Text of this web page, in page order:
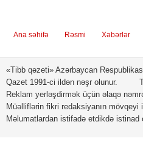
Ana səhifə Rəsmi Xəbərlər
«Tibb qəzeti» Azərbaycan
Qazet 1991-ci ildən nəşr olunur.
Reklam yerləşdirmək üçün əlaqə
Müəlliflərin fikri redaksiyanın mövqeyi
Məlumatlardan istifadə etdikdə istinad